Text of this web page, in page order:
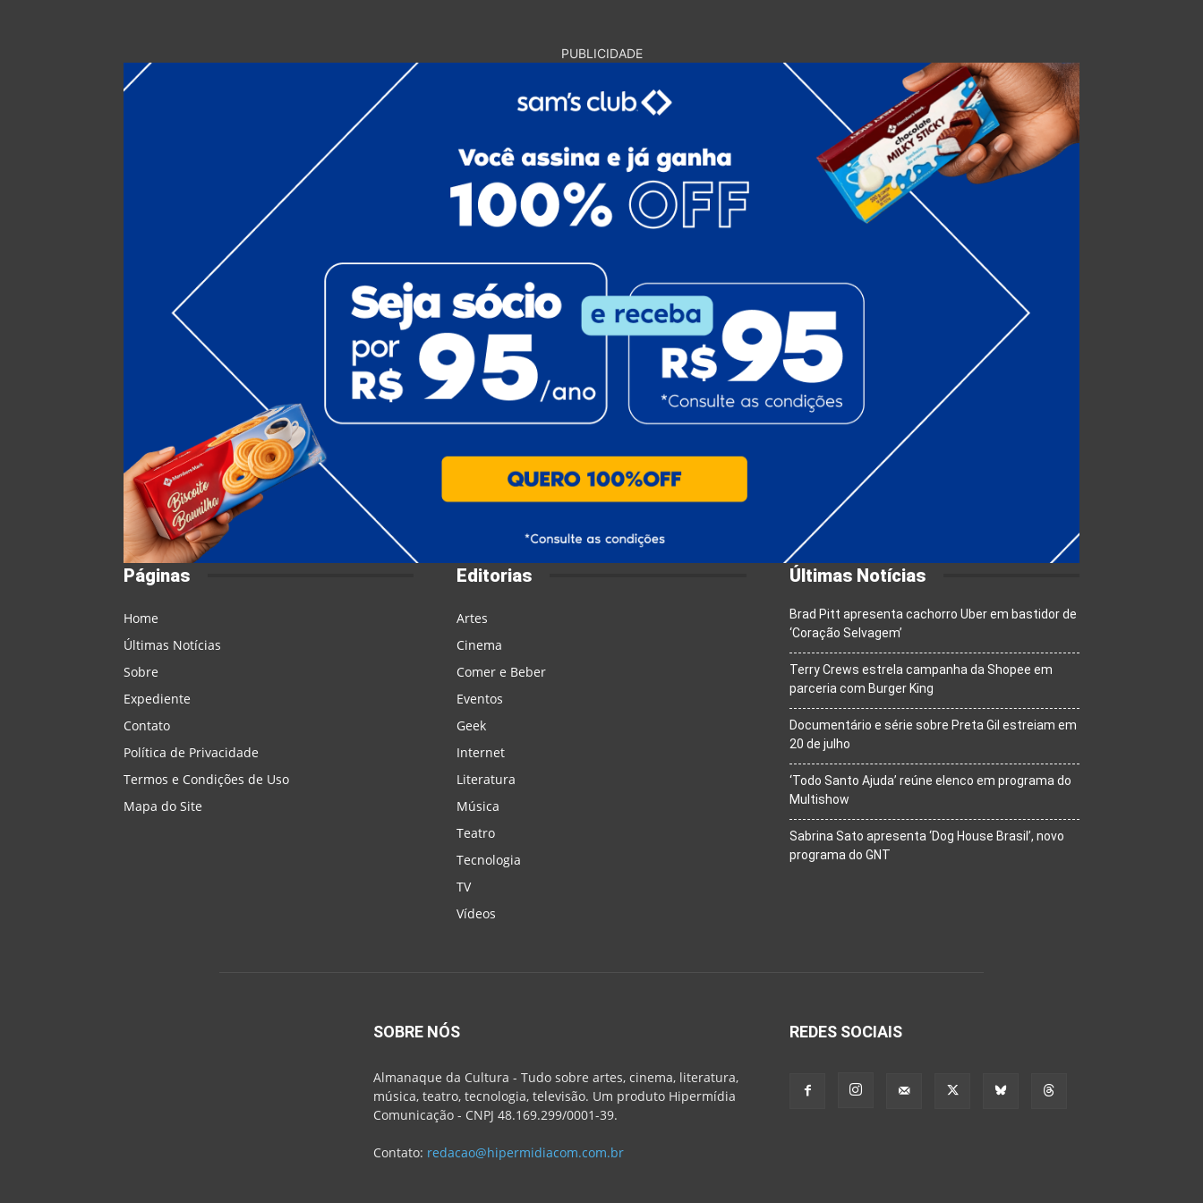
PUBLICIDADE
Páginas
Home
Últimas Notícias
Sobre
Expediente
Contato
Política de Privacidade
Termos e Condições de Uso
Mapa do Site
Editorias
Artes
Cinema
Comer e Beber
Eventos
Geek
Internet
Literatura
Música
Teatro
Tecnologia
TV
Vídeos
Últimas Notícias
Brad Pitt apresenta cachorro Uber em bastidor de
‘Coração Selvagem’
Terry Crews estrela campanha da Shopee em
parceria com Burger King
Documentário e série sobre Preta Gil estreiam em
20 de julho
‘Todo Santo Ajuda’ reúne elenco em programa do
Multishow
Sabrina Sato apresenta ‘Dog House Brasil’, novo
programa do GNT
SOBRE NÓS
Almanaque da Cultura - Tudo sobre artes, cinema, literatura,
música, teatro, tecnologia, televisão. Um produto Hipermídia
Comunicação - CNPJ 48.169.299/0001-39.
Contato: redacao@hipermidiacom.com.br
REDES SOCIAIS